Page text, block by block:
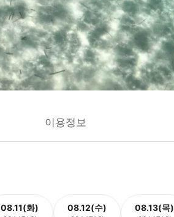
이용정보
08.11(화) 08.12(수) 08.13(목)